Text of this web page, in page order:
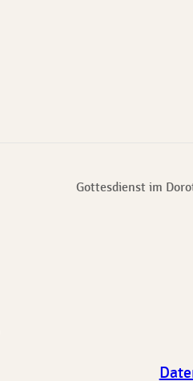
Gottesdienst im